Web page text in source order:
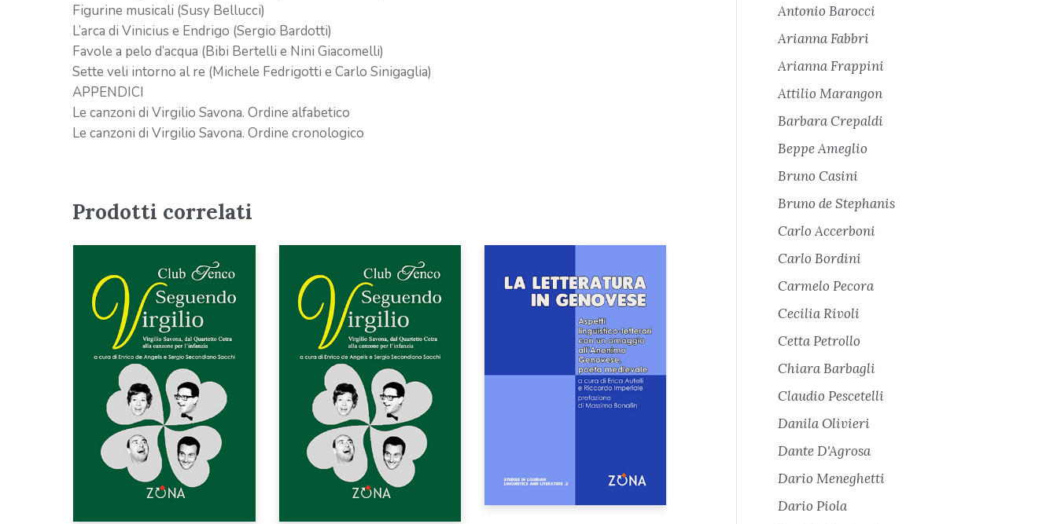
Figurine musicali (Susy Bellucci)
L’arca di Vinicius e Endrigo (Sergio Bardotti)
Favole a pelo d’acqua (Bibi Bertelli e Nini Giacomelli)
Sette veli intorno al re (Michele Fedrigotti e Carlo Sinigaglia)
APPENDICI
Le canzoni di Virgilio Savona. Ordine alfabetico
Le canzoni di Virgilio Savona. Ordine cronologico
Prodotti correlati
Antonio Barocci
Arianna Fabbri
Arianna Frappini
Attilio Marangon
Barbara Crepaldi
Beppe Ameglio
Bruno Casini
Bruno de Stephanis
Carlo Accerboni
Carlo Bordini
Carmelo Pecora
Cecilia Rivoli
Cetta Petrollo
Chiara Barbagli
Claudio Pescetelli
Danila Olivieri
Dante D'Agrosa
Dario Meneghetti
Dario Piola